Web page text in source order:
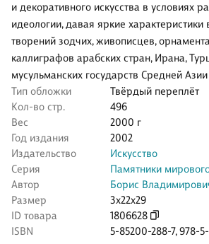
и декоративного искусства в условиях
идеологии, давая яркие
творений зодчих, живописцев,
каллиграфов арабских стран, Ирана,
мусульманских государств Средней
Тип обложки
Твёрдый переплёт
Кол-во стр.
496
Вес
2000 г
Год издания
2002
Издательство
Искусство
Серия
Памятники
Автор
Борис
Размер
3x22x29
ID товара
1806628
ISBN
5-85200-288-7,978-